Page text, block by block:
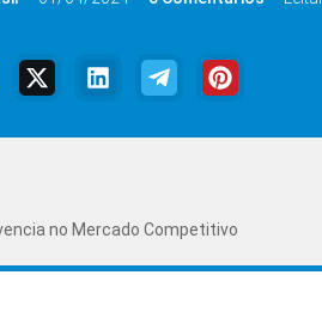
no Mercado Competitivo